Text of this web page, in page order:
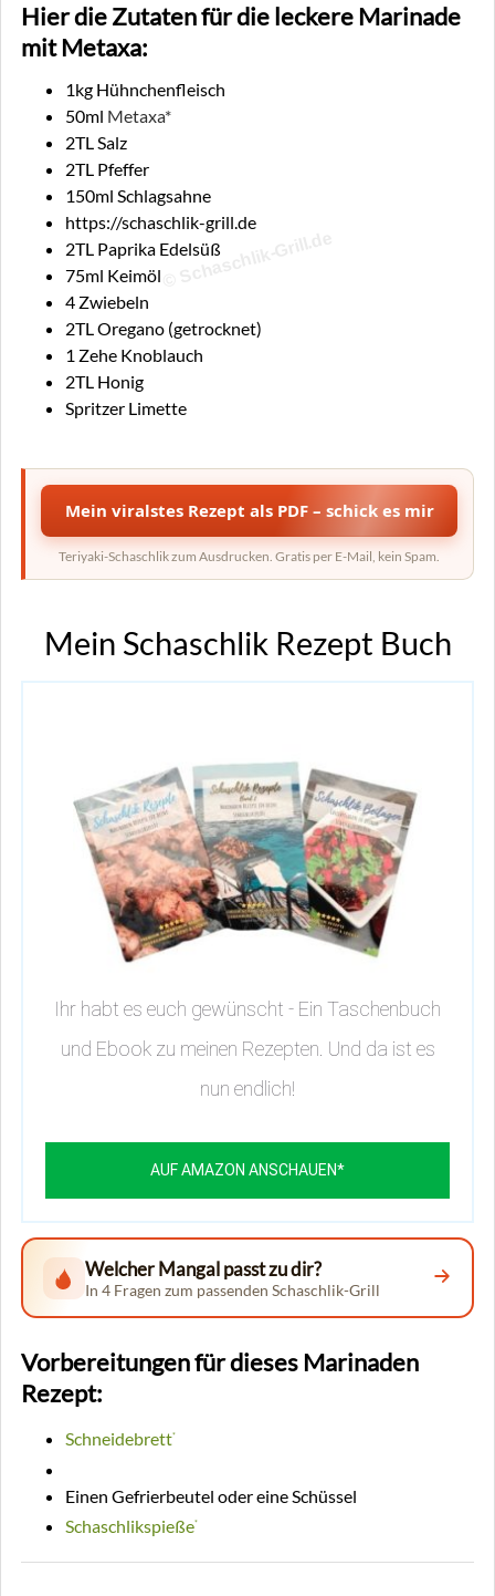
Hier die Zutaten für die leckere Marinade
mit Metaxa:
1kg Hühnchenfleisch
50ml Metaxa*
2TL Salz
2TL Pfeffer
150ml Schlagsahne
https://schaschlik-grill.de
2TL Paprika Edelsüß
75ml Keimöl
4 Zwiebeln
2TL Oregano (getrocknet)
1 Zehe Knoblauch
2TL Honig
Spritzer Limette
© Schaschlik-Grill.de
Mein viralstes Rezept als PDF – schick es mir
Teriyaki-Schaschlik zum Ausdrucken. Gratis per E-Mail, kein Spam.
Mein Schaschlik Rezept Buch
Ihr habt es euch gewünscht - Ein Taschenbuch
und Ebook zu meinen Rezepten. Und da ist es
nun endlich!
AUF AMAZON ANSCHAUEN*
Welcher Mangal passt zu dir?
In 4 Fragen zum passenden Schaschlik-Grill
Vorbereitungen für dieses Marinaden
Rezept:
Schneidebrett*
Einen Gefrierbeutel oder eine Schüssel
Schaschlikspieße*